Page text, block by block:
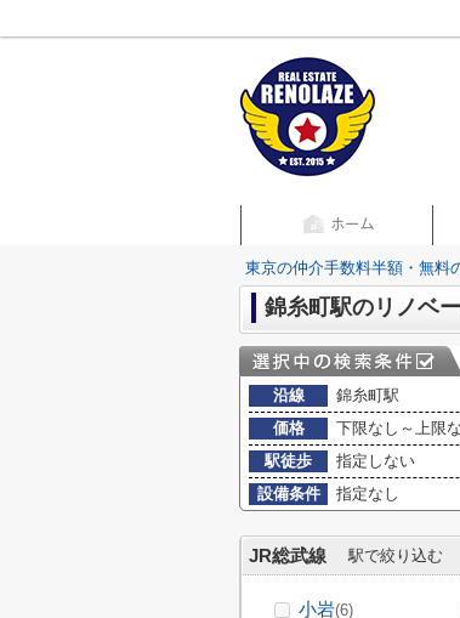
東京の仲介手数料半額・無料
錦糸町駅のリノベ
沿線
錦糸町駅
価格
下限なし～上限
駅徒歩
指定しない
設備条件
指定なし
JR総武線 駅で絞り込む
小岩(6)